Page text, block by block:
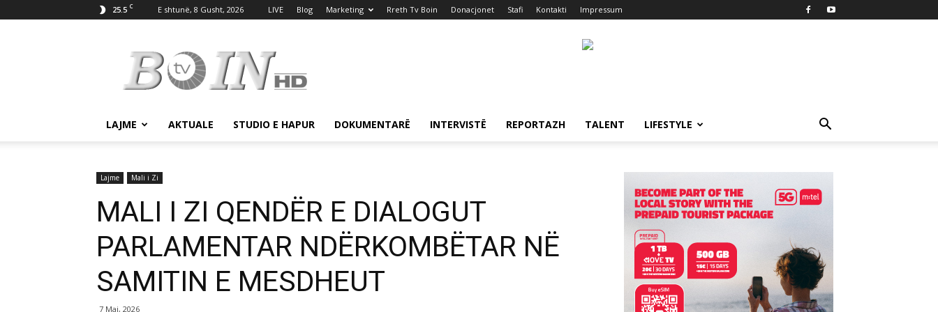
25.5 C E shtunë, 8 Gusht, 2026 LIVE Blog Marketing Rreth Tv Boin Donacjonet Stafi Kontakti Impressum
Boin
LAJME AKTUALE STUDIO E HAPUR DOKUMENTARË INTERVISTË REPORTAZH TALENT LIFESTYLE
Lajme Mali i Zi
MALI I ZI QENDËR E DIALOGUT
PARLAMENTAR NDËRKOMBËTAR NË
SAMITIN E MESDHEUT
7 Maj, 2026